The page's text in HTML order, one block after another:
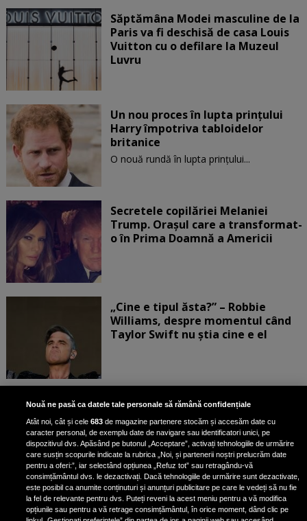
Săptămâna Modei masculine de la
Paris va fi deschisă de casa Louis
Vuitton cu o defilare la Muzeul
Luvru
Un nou proces în lupta prinţului
Harry împotriva tabloidelor
britanice
O nouă rundă în lupta prinţului...
Secretele copilăriei Melaniei
Trump. Orașul care a transformat-
o în Prima Doamnă a Americii
„Cine e tipul ăsta?” – Robbie
Williams, despre momentul când
Taylor Swift nu știa cine e el
Bruce Dickinson, solistul trupei
Iron Maiden, şi-a arătat talentul
de scrimer la un concurs în Franţa
Nicki Minaj, acuzată de agresiune
de fostul manager: Detalii șocante
Nouă ne pasă ca datele tale personale să rămână confidențiale
Atât noi, cât și cele683 de magazine partenere stocăm și accesăm date cu
caracter personal, de exemplu date de navigare sau identificatori unici, pe
dispozitivul dvs. Apăsând pe butonul „Acceptare”, activați tehnologiile de urmărire
care susțin scopurile indicate la rubrica „Noi, și partenerii noștri prelucrăm date
pentru a oferi:”, iar selectând opțiunea „Refuz tot” sau retragându-vă
consimțământul dvs. le dezactivați. Dacă tehnologiile de urmărire sunt dezactivate,
este posibil ca anumite conținuturi și anunțuri publicitare pe care le vedeți să nu fie
la fel de relevante pentru dvs. Puteți reveni la acest meniu pentru a vă modifica
opțiunile sau pentru a vă retrage consimțământul, în orice moment, dând clic pe